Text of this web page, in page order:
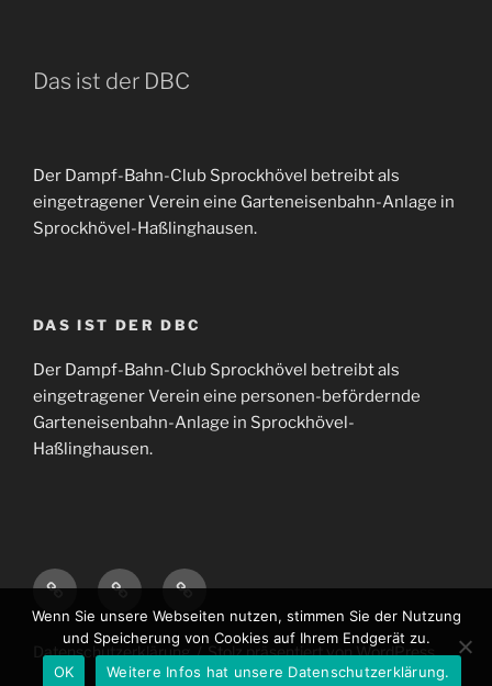
Das ist der DBC
Der Dampf-Bahn-Club Sprockhövel betreibt als
eingetragener Verein eine Garteneisenbahn-Anlage in
Sprockhövel-Haßlinghausen.
DAS IST DER DBC
Der Dampf-Bahn-Club Sprockhövel betreibt als
eingetragener Verein eine personen-befördernde
Garteneisenbahn-Anlage in Sprockhövel-
Haßlinghausen.
Anfahrt ImpressumDatenschutzerklärung
Datenschutzerklärung Stolz präsentiert von WordPress
Wenn Sie unsere Webseiten nutzen, stimmen Sie der Nutzung
und Speicherung von Cookies auf Ihrem Endgerät zu.
OK
Weitere Infos hat unsere Datenschutzerklärung.